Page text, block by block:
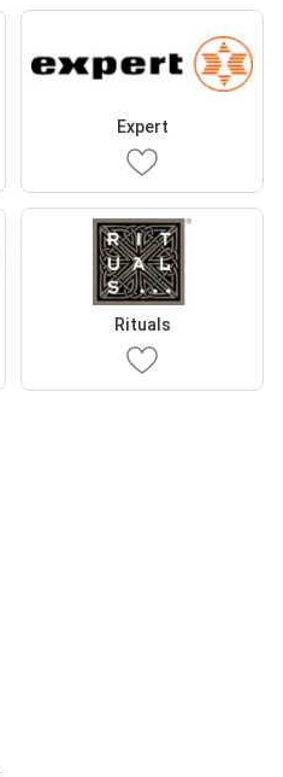
Expert
Rituals